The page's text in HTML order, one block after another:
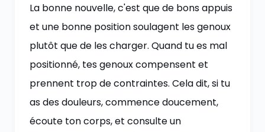
La bonne nouvelle, c'est que de bons appuis
et une bonne position soulagent les genoux
plutôt que de les charger. Quand tu es mal
positionné, tes genoux compensent et
prennent trop de contraintes. Cela dit, si tu
as des douleurs, commence doucement,
écoute ton corps, et consulte un